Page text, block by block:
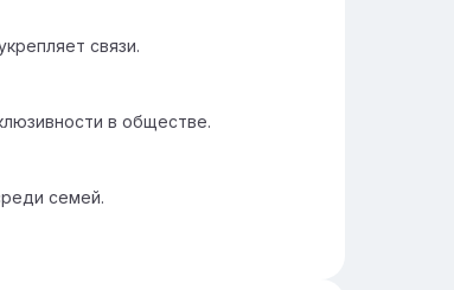
связи.
в обществе.
семей.